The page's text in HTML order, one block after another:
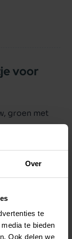
Over
te
te bieden
Ook delen we
voor
groen met
6 weken